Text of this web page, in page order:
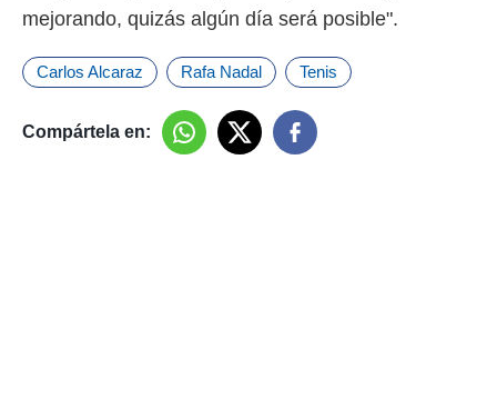
mejorando, quizás algún día será posible".
Carlos Alcaraz Rafa Nadal Tenis
Compártela en: